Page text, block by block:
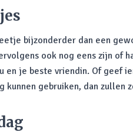
bijzonderder dan een
ook nog eens zijn of
je beste vriendin. Of geef
gebruiken, dan